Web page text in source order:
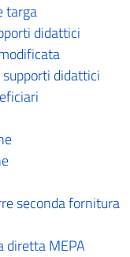
targa
didattici
didattici
seconda fornitura
MEPA